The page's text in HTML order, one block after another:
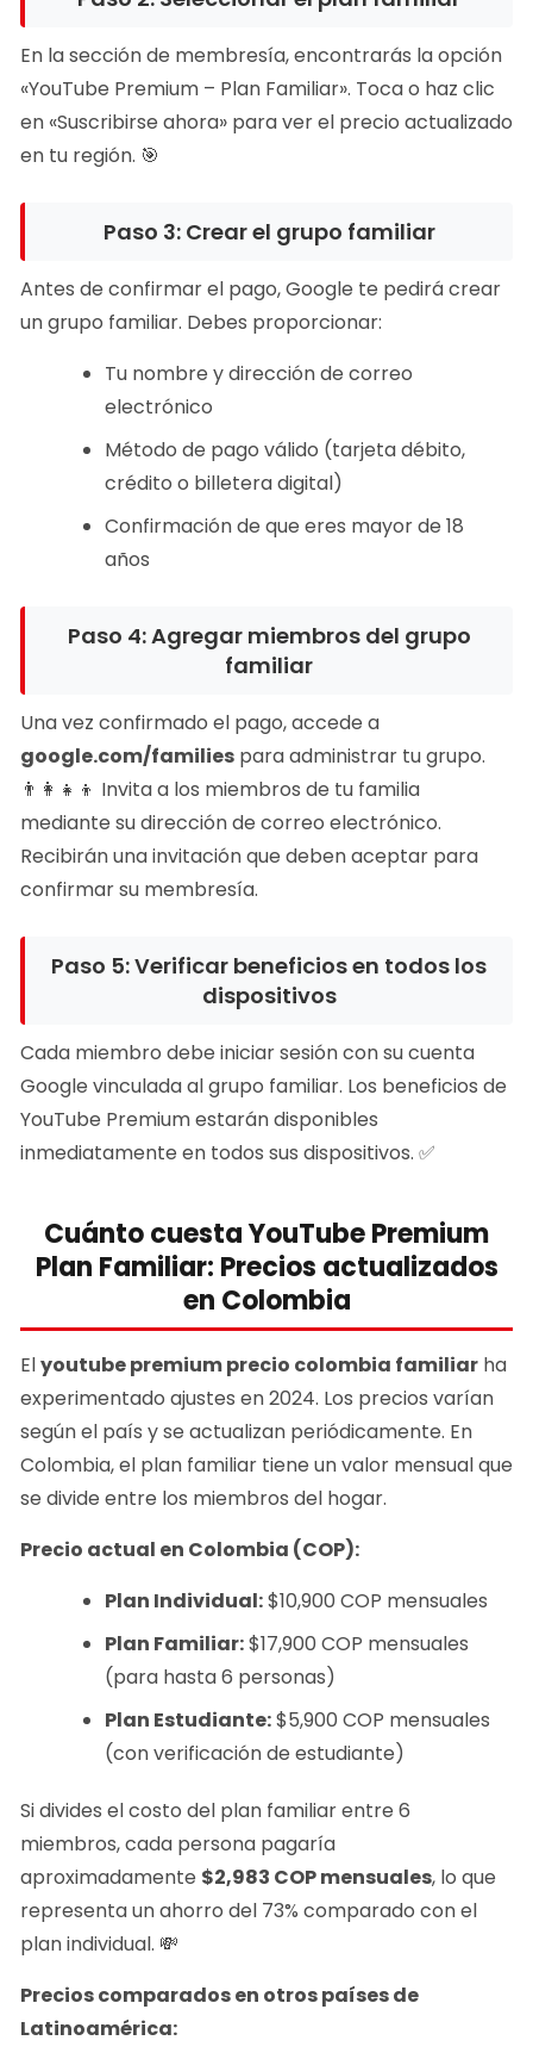
En la sección de membresía, encontrarás la opción
«YouTube Premium – Plan Familiar». Toca o haz clic
en «Suscribirse ahora» para ver el precio actualizado
en tu región. 🎯
Paso 3: Crear el grupo familiar
Antes de confirmar el pago, Google te pedirá crear
un grupo familiar. Debes proporcionar:
Tu nombre y dirección de correo
electrónico
Método de pago válido (tarjeta débito,
crédito o billetera digital)
Confirmación de que eres mayor de 18
años
Paso 4: Agregar miembros del grupo
familiar
Una vez confirmado el pago, accede a
google.com/families para administrar tu grupo.
👨‍👩‍👧‍👦 Invita a los miembros de tu familia
mediante su dirección de correo electrónico.
Recibirán una invitación que deben aceptar para
confirmar su membresía.
Paso 5: Verificar beneficios en todos los
dispositivos
Cada miembro debe iniciar sesión con su cuenta
Google vinculada al grupo familiar. Los beneficios de
YouTube Premium estarán disponibles
inmediatamente en todos sus dispositivos. ✅
Cuánto cuesta YouTube Premium
Plan Familiar: Precios actualizados
en Colombia
Elyoutube premium precio colombia familiar ha
experimentado ajustes en 2024. Los precios varían
según el país y se actualizan periódicamente. En
Colombia, el plan familiar tiene un valor mensual que
se divide entre los miembros del hogar.
Precio actual en Colombia (COP):
Plan Individual:$10,900 COP mensuales
Plan Familiar:$17,900 COP mensuales
(para hasta 6 personas)
Plan Estudiante:$5,900 COP mensuales
(con verificación de estudiante)
Si divides el costo del plan familiar entre 6
miembros, cada persona pagaría
aproximadamente $2,983 COP mensuales, lo que
representa un ahorro del 73% comparado con el
plan individual. 💸
Precios comparados en otros países de
Latinoamérica: